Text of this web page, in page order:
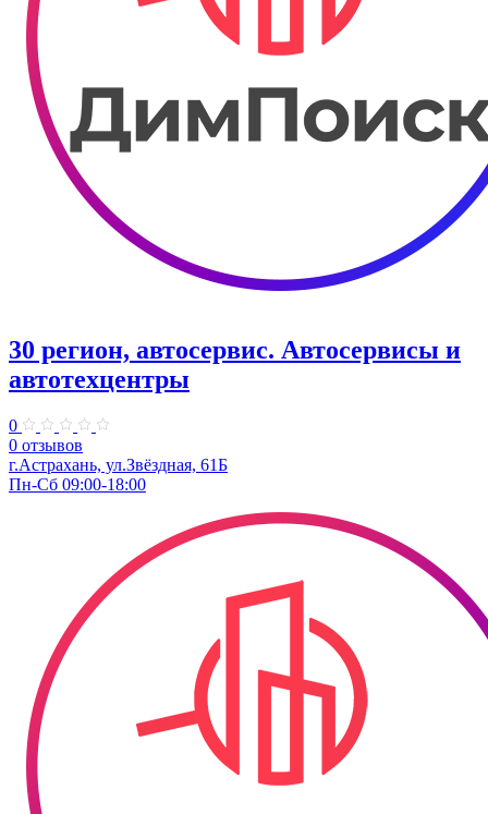
30 регион, автосервис. Автосервисы и
автотехцентры
0
0 отзывов
г.Астрахань, ул.Звёздная, 61Б
Пн-Сб 09:00-18:00